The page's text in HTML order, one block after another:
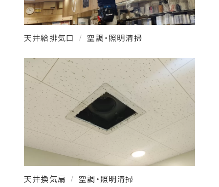
天井給排気口 / 空調・照明清掃
天井換気扇 / 空調・照明清掃